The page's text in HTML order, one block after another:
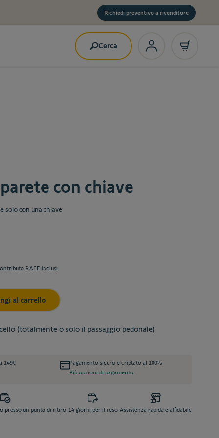
Richiedi preventivo a rivenditore
Cerca
con chiave
solo con una chiave
RAEE inclusi
al carrello
(totalmente o solo il passaggio pedonale)
149€
Pagamento sicuro e criptato al 100%
Più opzioni di pagamento
presso un punto di ritiro 14 giorni per il reso Assistenza rapida e affidabile